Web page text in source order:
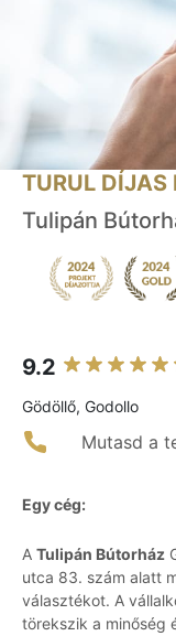
TURUL DÍJAS
Tulipán
9.2
Gödöllő, Godollo
Mutasd a
Egy cég:
A Tulipán Bútorház
utca 83. szám alatt
választékot. A
törekszik a minőség